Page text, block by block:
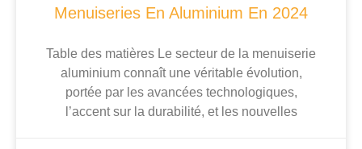
Menuiseries En Aluminium En 2024
Table des matières Le secteur de la menuiserie
aluminium connaît une véritable évolution,
portée par les avancées technologiques,
l’accent sur la durabilité, et les nouvelles